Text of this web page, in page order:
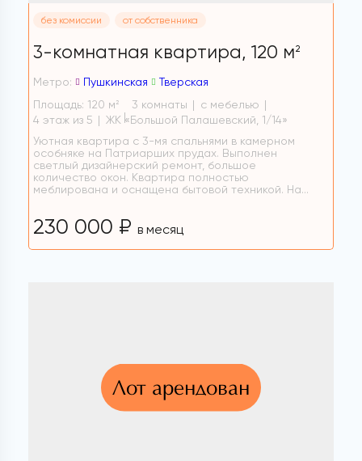
без комиссии от собственника
3-комнатная квартира, 120 м2
Метро: Пушкинская
Тверская
Площадь: 120 м 2 3 комнаты
с мебелью
4 этаж из 5
ЖК «Большой Палашевский, 1/14»
Уютная квартира с 3-мя спальнями в камерном
особняке на Патриарших прудах. Выполнен
светлый дизайнерский ремонт, большое
количество окон. Квартира полностью
меблирована и оснащена бытовой техникой. На...
230 000 ₽ в месяц
Лот арендован